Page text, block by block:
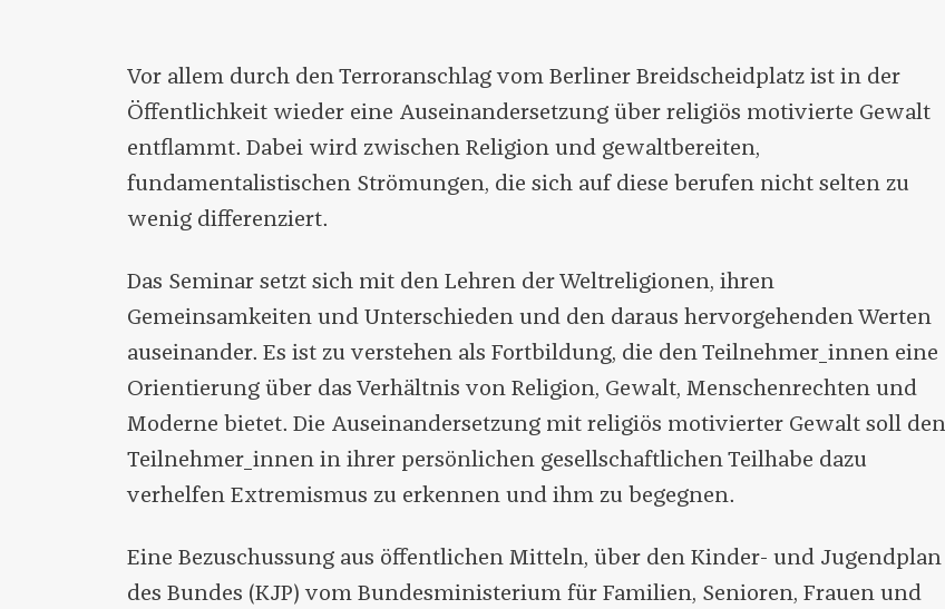
Vor allem durch den Terroranschlag vom Berliner Breidscheidplatz ist in der
Öffentlichkeit wieder eine Auseinandersetzung über religiös motivierte Gewalt
entflammt. Dabei wird zwischen Religion und gewaltbereiten,
fundamentalistischen Strömungen, die sich auf diese berufen nicht selten zu
wenig differenziert.
Das Seminar setzt sich mit den Lehren der Weltreligionen, ihren
Gemeinsamkeiten und Unterschieden und den daraus hervorgehenden Werten
auseinander. Es ist zu verstehen als Fortbildung, die den Teilnehmer_innen eine
Orientierung über das Verhältnis von Religion, Gewalt, Menschenrechten und
Moderne bietet. Die Auseinandersetzung mit religiös motivierter Gewalt soll den
Teilnehmer_innen in ihrer persönlichen gesellschaftlichen Teilhabe dazu
verhelfen Extremismus zu erkennen und ihm zu begegnen.
Eine Bezuschussung aus öffentlichen Mitteln, über den Kinder- und Jugendplan
des Bundes (KJP) vom Bundesministerium für Familien, Senioren, Frauen und